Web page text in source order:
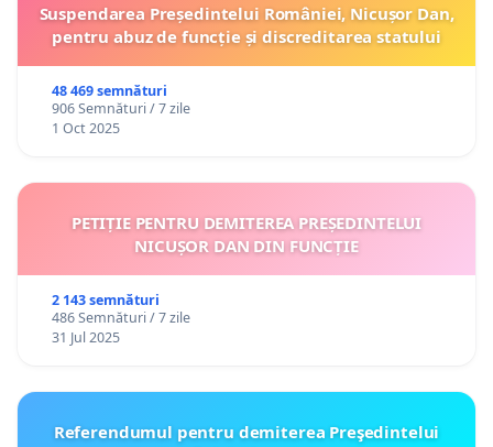
Suspendarea Președintelui României, Nicușor Dan,
pentru abuz de funcție și discreditarea statului
48 469 semnături
906 Semnături / 7 zile
1 Oct 2025
PETIȚIE PENTRU DEMITEREA PREȘEDINTELUI
NICUȘOR DAN DIN FUNCȚIE
2 143 semnături
486 Semnături / 7 zile
31 Jul 2025
Referendumul pentru demiterea Preşedintelui